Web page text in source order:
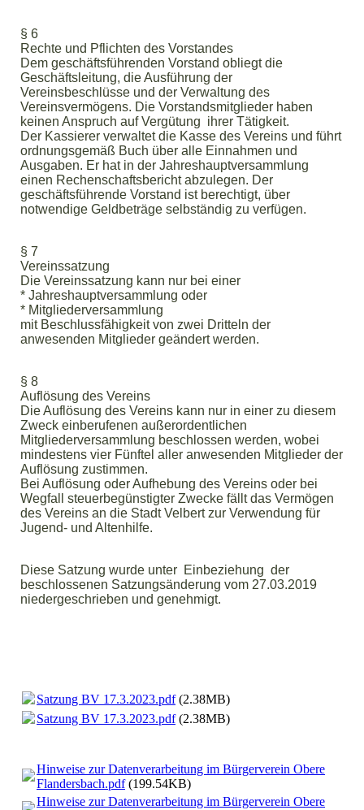
§ 6
Rechte und Pflichten des Vorstandes
Dem geschäftsführenden Vorstand obliegt die
Geschäftsleitung, die Ausführung der
Vereinsbeschlüsse und der Verwaltung des
Vereinsvermögens. Die Vorstandsmitglieder haben
keinen Anspruch auf Vergütung ihrer Tätigkeit.
Der Kassierer verwaltet die Kasse des Vereins und führt
ordnungsgemäß Buch über alle Einnahmen und
Ausgaben. Er hat in der Jahreshauptversammlung
einen Rechenschaftsbericht abzulegen. Der
geschäftsführende Vorstand ist berechtigt, über
notwendige Geldbeträge selbständig zu verfügen.
§ 7
Vereinssatzung
Die Vereinssatzung kann nur bei einer
* Jahreshauptversammlung oder
* Mitgliederversammlung
mit Beschlussfähigkeit von zwei Dritteln der
anwesenden Mitglieder geändert werden.
§ 8
Auflösung des Vereins
Die Auflösung des Vereins kann nur in einer zu diesem
Zweck einberufenen außerordentlichen
Mitgliederversammlung beschlossen werden, wobei
mindestens vier Fünftel aller anwesenden Mitglieder der
Auflösung zustimmen.
Bei Auflösung oder Aufhebung des Vereins oder bei
Wegfall steuerbegünstigter Zwecke fällt das Vermögen
des Vereins an die Stadt Velbert zur Verwendung für
Jugend- und Altenhilfe.
Diese Satzung wurde unter Einbeziehung der
beschlossenen Satzungsänderung vom 27.03.2019
niedergeschrieben und genehmigt.
Satzung BV 17.3.2023.pdf(2.38MB)
Satzung BV 17.3.2023.pdf(2.38MB)
Hinweise zur Datenverarbeitung im Bürgerverein Obere
Flandersbach.pdf(199.54KB)
Hinweise zur Datenverarbeitung im Bürgerverein Obere